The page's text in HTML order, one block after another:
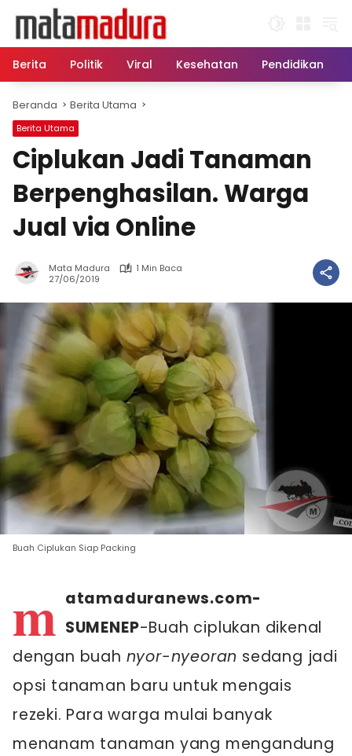
konten
Berita
Politik Viral Kesehatan Pendidikan
Beranda Berita Utama
Berita Utama
Ciplukan Jadi Tanaman
Berpenghasilan. Warga
Jual via Online
Mata Madura
1 Min Baca
27/06/2019
Buah Ciplukan Siap Packing
m atamaduranews.com-
SUMENEP-Buah ciplukan dikenal
dengan buah nyor-nyeoran sedang jadi
opsi tanaman baru untuk mengais
rezeki. Para warga mulai banyak
menanam tanaman yang mengandung